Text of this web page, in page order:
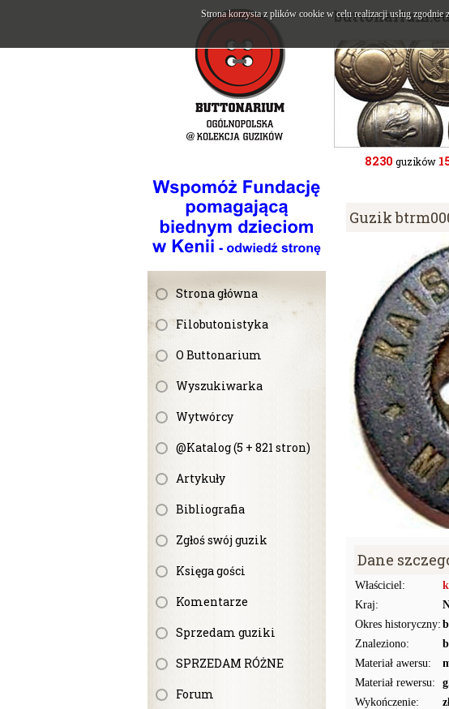
Strona główna
Filobutonistyka
O Buttonarium
Wyszukiwarka
Wytwórcy
@Katalog (5 + 821 stron)
Artykuły
Bibliografia
Zgłoś swój guzik
Księga gości
Komentarze
Sprzedam guziki
SPRZEDAM RÓŻNE
Forum
8230 guzików
Guzik
Dane
Właściciel:
Kraj:
Okres historyczny:
Znaleziono:
Materiał awersu:
Materiał rewersu:
Wykończenie:
Strona korzysta z plików cookie w celu realizacji usług zgodnie z